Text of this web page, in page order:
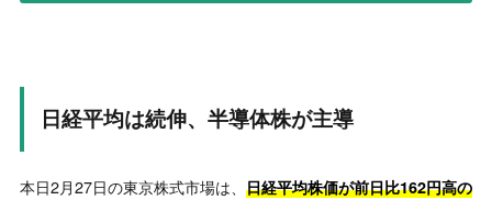
日経平均は続伸、半導体株が主導
本日2月27日の東京株式市場は、 日経平均株価が前日比162円高の